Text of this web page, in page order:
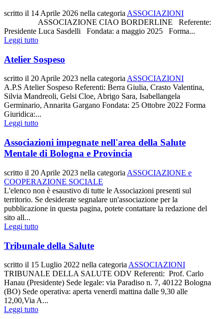
scritto il 14 Aprile 2026 nella categoria ASSOCIAZIONI
ASSOCIAZIONE CIAO BORDERLINE Referente:
Presidente Luca Sasdelli Fondata: a maggio 2025 Forma...
Leggi tutto
Atelier Sospeso
scritto il 20 Aprile 2023 nella categoria ASSOCIAZIONI
A.P.S Atelier Sospeso Referenti: Berra Giulia, Crasto Valentina,
Silvia Mandreoli, Gelsi Cloe, Abrigo Sara, Isabellangela
Germinario, Annarita Gargano Fondata: 25 Ottobre 2022 Forma
Giuridica:...
Leggi tutto
Associazioni impegnate nell'area della Salute
Mentale di Bologna e Provincia
scritto il 20 Aprile 2023 nella categoria ASSOCIAZIONE e
COOPERAZIONE SOCIALE
L'elenco non è esaustivo di tutte le Associazioni presenti sul
territorio. Se desiderate segnalare un'associazione per la
pubblicazione in questa pagina, potete contattare la redazione del
sito all...
Leggi tutto
Tribunale della Salute
scritto il 15 Luglio 2022 nella categoria ASSOCIAZIONI
TRIBUNALE DELLA SALUTE ODV Referenti: Prof. Carlo
Hanau (Presidente) Sede legale: via Paradiso n. 7, 40122 Bologna
(BO) Sede operativa: aperta venerdì mattina dalle 9,30 alle
12,00,Via A...
Leggi tutto